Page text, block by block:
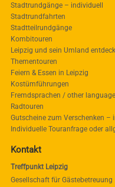
Stadtrundgänge – individuell
Stadtrundfahrten
Stadtteilrundgänge
Kombitouren
Leipzig und sein Umland
Thementouren
Feiern & Essen in Leipzig
Kostümführungen
Fremdsprachen / other
Radtouren
Gutscheine zum Verschenken –
Individuelle Touranfrage oder
Kontakt
Treffpunkt Leipzig
Gesellschaft für Gästebetreuung